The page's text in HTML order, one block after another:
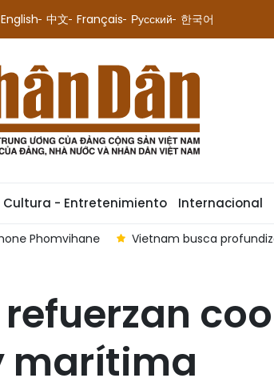
English 中文 Français Русский 한국어
Cultura - Entretenimiento Internacional
Phomvihane Vietnam busca
marítima